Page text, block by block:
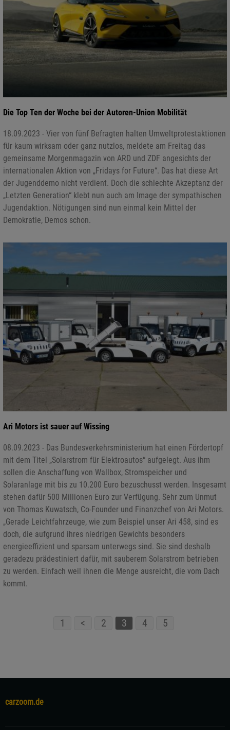
Die Top Ten der Woche bei der Autoren-Union Mobilität
18.09.2023 - Vier von fünf Befragten halten Umweltprotestaktionen
für kaum wirksam oder ganz nutzlos, meldete am Freitag das
gemeinsame Morgenmagazin von ARD und ZDF angesichts der
internationalen Aktion von „Fridays for Future“. Das hat diese Art
der Jugenddemo nicht verdient. Doch die schlechte Akzeptanz der
„Letzten Generation“ klebt nun auch am Image der sympathischen
Jugendaktion. Nötigungen sind nun einmal kein Mittel der
Demokratie, Demos schon.
Ari Motors ist sauer auf Wissing
08.09.2023 - Das Bundesverkehrsministerium hat einen Fördertopf
mit dem Titel „Solarstrom für Elektroautos“ aufgelegt. Aus ihm
sollen die Anschaffung von Wallbox, Stromspeicher und
Solaranlage mit bis zu 10.200 Euro bezuschusst werden. Insgesamt
stehen dafür 500 Millionen Euro zur Verfügung. Sehr zum Unmut
von Thomas Kuwatsch, Co-Founder und Finanzchef von Ari Motors.
„Gerade Leichtfahrzeuge, wie zum Beispiel unser Ari 458, sind es
doch, die aufgrund ihres niedrigen Gewichts besonders
energieeffizient und sparsam unterwegs sind. Sie sind deshalb
geradezu prädestiniert dafür, mit sauberem Solarstrom betrieben
zu werden. Einfach weil ihnen die Menge ausreicht, die vom Dach
kommt.
1 < 2 3 4 5
carzoom.de